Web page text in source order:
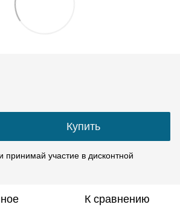
Купить
и принимай участие в дисконтной
К сравнению